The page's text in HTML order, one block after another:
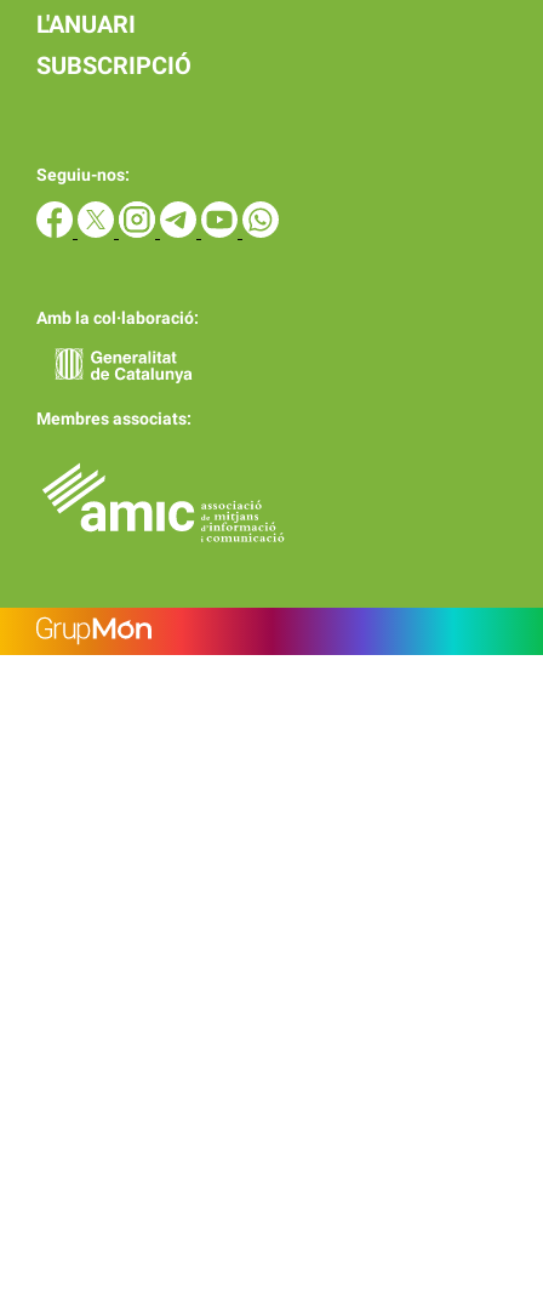
L'ANUARI
SUBSCRIPCIÓ
Seguiu-nos:
Amb la col·laboració:
Membres associats: